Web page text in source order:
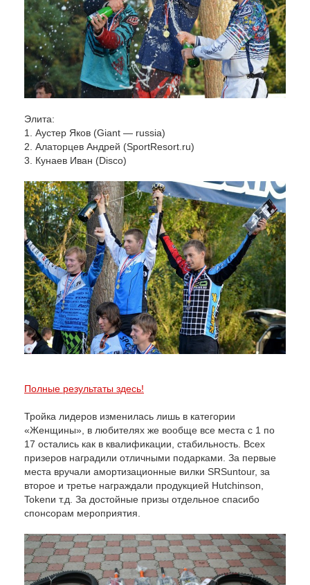
Элита:
1. Аустер Яков (Giant — russia)
2. Алаторцев Андрей (SportResort.ru)
3. Кунаев Иван (Disco)
Полные результаты здесь!
Тройка лидеров изменилась лишь в категории
«Женщины», в любителях же вообще все места с 1 по
17 остались как в квалификации, стабильность. Всех
призеров наградили отличными подарками. За первые
места вручали амортизационные вилки SRSuntour, за
второе и третье награждали продукцией Hutchinson,
Tokenи т.д. За достойные призы отдельное спасибо
спонсорам мероприятия.